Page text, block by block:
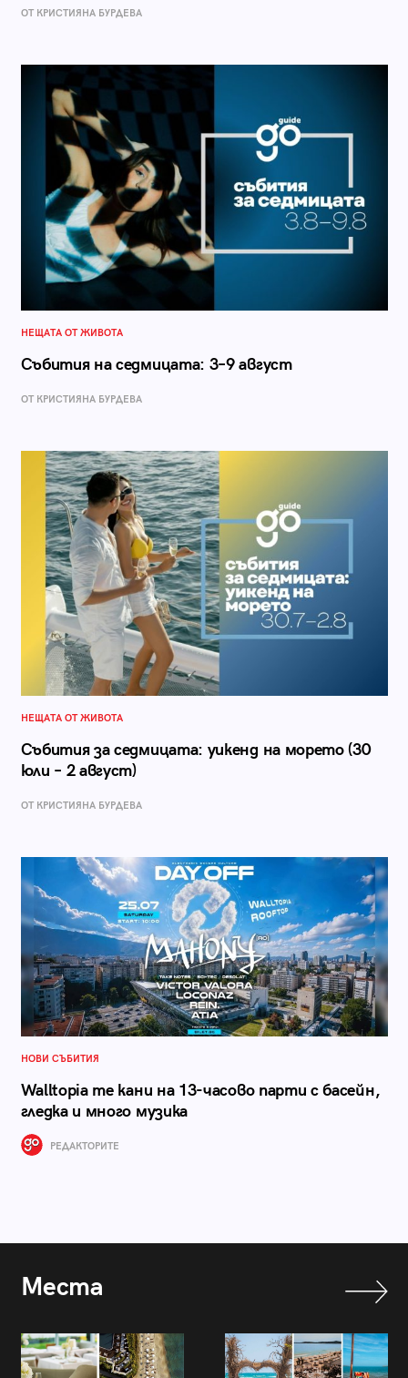
ОТ КРИСТИЯНА БУРДЕВА
НЕЩАТА ОТ ЖИВОТА
Събития на седмицата: 3–9 август
ОТ КРИСТИЯНА БУРДЕВА
НЕЩАТА ОТ ЖИВОТА
Събития за седмицата: уикенд на морето (30
юли – 2 август)
ОТ КРИСТИЯНА БУРДЕВА
НОВИ СЪБИТИЯ
Walltopia те кани на 13-часово парти с басейн,
гледка и много музика
РЕДАКТОРИТЕ
Места